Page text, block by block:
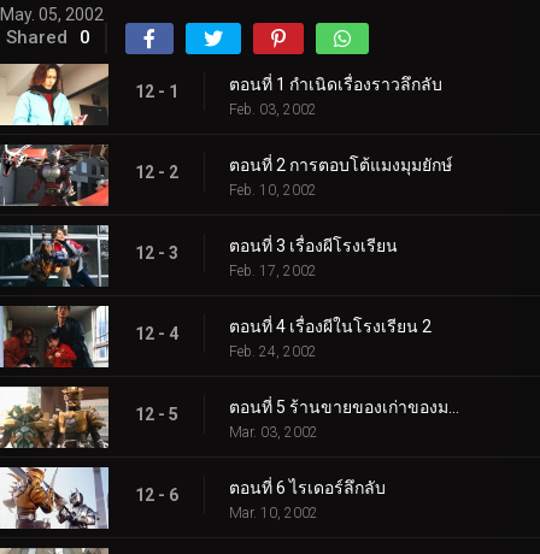
May. 05, 2002
Shared 0
12 - 1 ตอนที่ 1 กำเนิดเรื่องราวลึกลับ
Feb. 03, 2002
12 - 2 ตอนที่ 2 การตอบโต้แมงมุมยักษ์
Feb. 10, 2002
12 - 3 ตอนที่ 3 เรื่องผีโรงเรียน
Feb. 17, 2002
12 - 4 ตอนที่ 4 เรื่องผีในโรงเรียน 2
Feb. 24, 2002
12 - 5
Mar. 03, 2002
12 - 6 ตอนที่ 6 ไรเดอร์ลึกลับ
Mar. 10, 2002